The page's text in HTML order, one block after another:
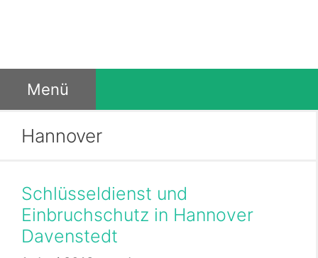
Menü
Hannover
Schlüsseldienst und
Einbruchschutz in Hannover
Davenstedt